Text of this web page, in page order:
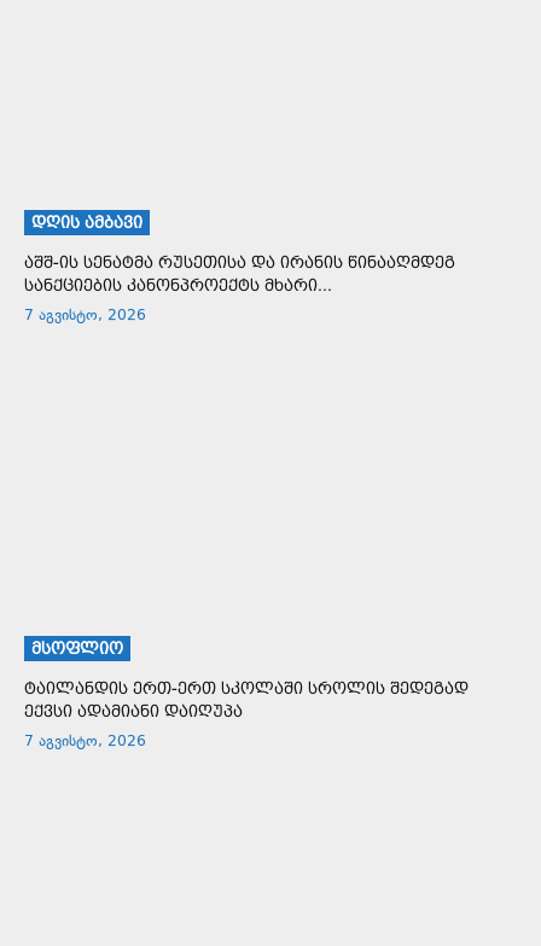
ᲓᲦᲘᲡ ᲐᲛᲑᲐᲕᲘ
აშშ-ის სენატმა რუსეთისა და ირანის წინააღმდეგ
სანქციების კანონპროექტს მხარი...
7 აგვისტო, 2026
ᲛᲡᲝᲤᲚᲘᲝ
ტაილანდის ერთ-ერთ სკოლაში სროლის შედეგად
ექვსი ადამიანი დაიღუპა
7 აგვისტო, 2026